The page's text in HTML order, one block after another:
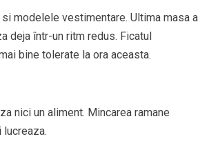
modelele vestimentare. Ultima masa a
deja într-un ritm redus. Ficatul
bine tolerate la ora aceasta.
nici un aliment. Mincarea ramane